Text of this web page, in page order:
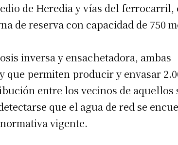
de Heredia y vías del ferrocarril,
de reserva con capacidad de 750
inversa y ensachetadora, ambas
que permiten producir y envasar
entre los vecinos de aquellos
que el agua de red se
vigente.